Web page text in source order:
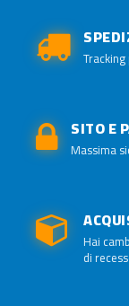
SITO E
Massima
Hai
di